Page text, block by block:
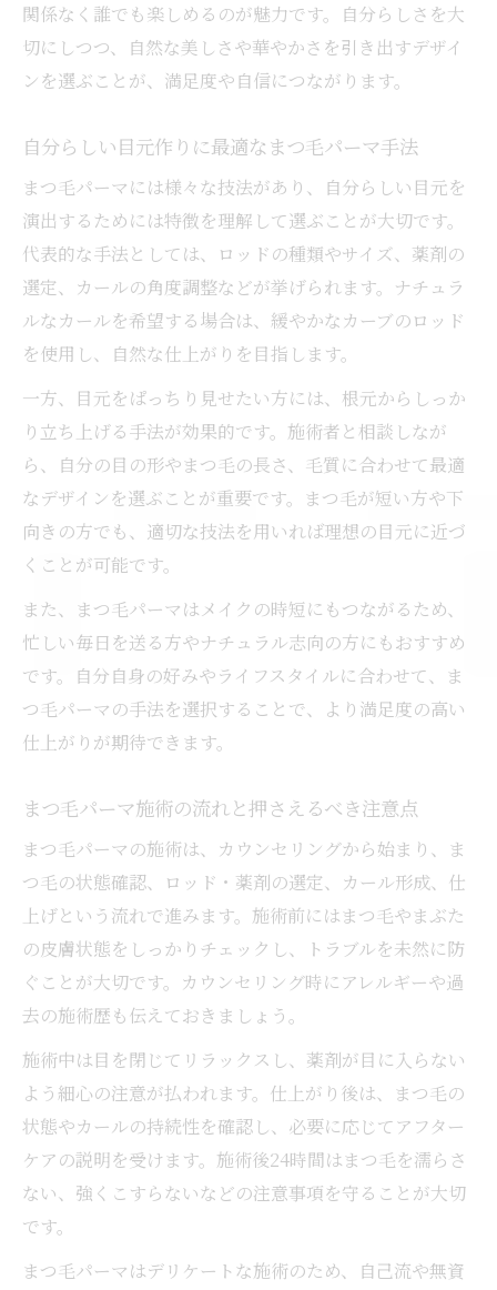
関係なく誰でも楽しめるのが魅力です。自分らしさを大
切にしつつ、自然な美しさや華やかさを引き出すデザイ
ンを選ぶことが、満足度や自信につながります。
自分らしい目元作りに最適なまつ毛パーマ手法
まつ毛パーマには様々な技法があり、自分らしい目元を
演出するためには特徴を理解して選ぶことが大切です。
代表的な手法としては、ロッドの種類やサイズ、薬剤の
選定、カールの角度調整などが挙げられます。ナチュラ
ルなカールを希望する場合は、緩やかなカーブのロッド
を使用し、自然な仕上がりを目指します。
一方、目元をぱっちり見せたい方には、根元からしっか
り立ち上げる手法が効果的です。施術者と相談しなが
ら、自分の目の形やまつ毛の長さ、毛質に合わせて最適
なデザインを選ぶことが重要です。まつ毛が短い方や下
向きの方でも、適切な技法を用いれば理想の目元に近づ
くことが可能です。
また、まつ毛パーマはメイクの時短にもつながるため、
忙しい毎日を送る方やナチュラル志向の方にもおすすめ
です。自分自身の好みやライフスタイルに合わせて、ま
つ毛パーマの手法を選択することで、より満足度の高い
仕上がりが期待できます。
まつ毛パーマ施術の流れと押さえるべき注意点
まつ毛パーマの施術は、カウンセリングから始まり、ま
つ毛の状態確認、ロッド・薬剤の選定、カール形成、仕
上げという流れで進みます。施術前にはまつ毛やまぶた
の皮膚状態をしっかりチェックし、トラブルを未然に防
ぐことが大切です。カウンセリング時にアレルギーや過
去の施術歴も伝えておきましょう。
施術中は目を閉じてリラックスし、薬剤が目に入らない
よう細心の注意が払われます。仕上がり後は、まつ毛の
状態やカールの持続性を確認し、必要に応じてアフター
ケアの説明を受けます。施術後24時間はまつ毛を濡らさ
ない、強くこすらないなどの注意事項を守ることが大切
です。
まつ毛パーマはデリケートな施術のため、自己流や無資